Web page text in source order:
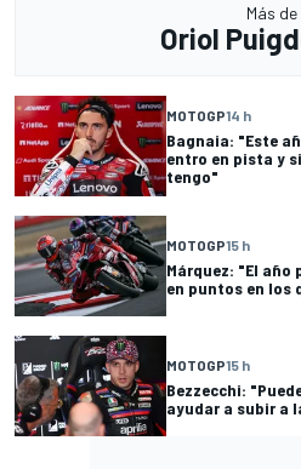
Más de
Oriol
MOTOGP14 h
Bagnaia: "Este
entro en pista y
tengo"
MOTOGP15 h
Márquez: "El
en puntos en los
MOTOGP15 h
Bezzecchi:
ayudar a subir a